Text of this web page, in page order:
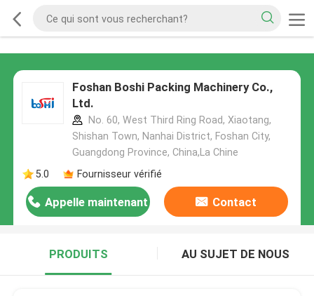
Foshan Boshi Packing Machinery Co.,
Ltd.
No. 60, West Third Ring Road, Xiaotang,
Shishan Town, Nanhai District, Foshan City,
Guangdong Province, China,La Chine
5.0
Fournisseur vérifié
Appelle maintenant Contact
PRODUITS AU SUJET DE NOUS